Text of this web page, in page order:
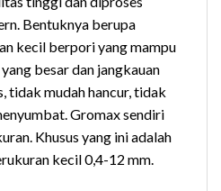
Bentuknya berupa
kecil berpori yang mampu
besar dan jangkauan
tidak mudah hancur, tidak
Gromax sendiri
Khusus yang ini adalah
kecil 0,4-12 mm.